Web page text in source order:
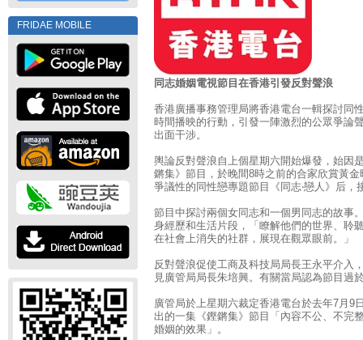
FRIDAE MOBILE
同志婚姻電視節目在香港引發反對聲浪
香港廣播事務管理局將香港電台一輯探討同
時間播映的行動，引發一陣激烈的公眾爭論
出面干涉。
輿論反對聲浪自上個星期六開始爆發，始因
鏘集》節目，於晚間8時之前的合家欣賞黃
爭議性的同性戀專題節目《同志‧戀人》后，
節目中探討兩個女同志和一個男同志的故事
身經歷和生活片段，「瞭解他們的世界、聆
在社會上消失的社群，展現在觀眾眼前。」
反對聲浪促使工商及科技局局長王永平介入
見廣管局局長朱培興。有關當局認為節目過
廣管局於上星期六裁定香港電台於去年7月9
出的一集《鏗鏘集》節目「內容不公、不完
婚姻的效果」。